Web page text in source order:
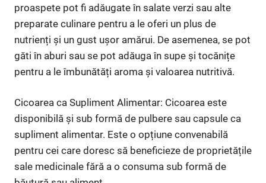
proaspete pot fi adăugate în salate verzi sau alte
preparate culinare pentru a le oferi un plus de
nutrienți și un gust ușor amărui. De asemenea, se pot
găti în aburi sau se pot adăuga în supe și tocănițe
pentru a le îmbunătăți aroma și valoarea nutritivă.
Cicoarea ca Supliment Alimentar: Cicoarea este
disponibilă și sub formă de pulbere sau capsule ca
supliment alimentar. Este o opțiune convenabilă
pentru cei care doresc să beneficieze de proprietățile
sale medicinale fără a o consuma sub formă de